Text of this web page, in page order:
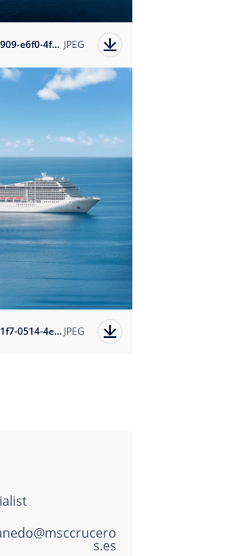
1763566610-processed-c1827909-e6f0-4fb4-94f6-bb73e6949370?auto=format JPEG
1763566611-processed-8427c1f7-0514-4ee7-85c4-7ef0920320b3?auto=format JPEG
s.es